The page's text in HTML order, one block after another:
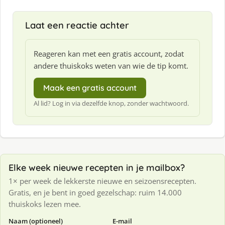
Laat een reactie achter
Reageren kan met een gratis account, zodat
andere thuiskoks weten van wie de tip komt.
Maak een gratis account
Al lid? Log in via dezelfde knop, zonder wachtwoord.
Elke week nieuwe recepten in je mailbox?
1× per week de lekkerste nieuwe en seizoensrecepten.
Gratis, en je bent in goed gezelschap: ruim 14.000
thuiskoks lezen mee.
Naam (optioneel) E-mail